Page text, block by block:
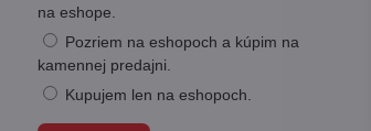
na eshope.
Pozriem na eshopoch a kúpim na
kamennej predajni.
Kupujem len na eshopoch.